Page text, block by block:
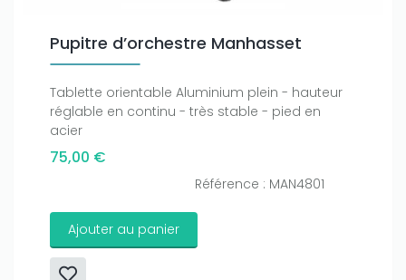
Pupitre d’orchestre Manhasset
Tablette orientable Aluminium plein - hauteur
réglable en continu - très stable - pied en
acier
75,00 €
Référence : MAN4801
Ajouter au panier